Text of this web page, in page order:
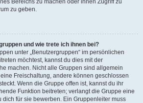
Bereichs zu machen oder ihnen Zugriff zu
zu geben.
und wie trete ich ihnen bei?
unter „Benutzergruppen“ im persönlichen
möchtest, kannst du dies mit der
machen. Nicht alle Gruppen sind allgemein
Freischaltung, andere können geschlossen
Wenn die Gruppe offen ist, kannst du ihr
Funktion beitreten; verlangt die Gruppe eine
dich für sie bewerben. Ein Gruppenleiter muss